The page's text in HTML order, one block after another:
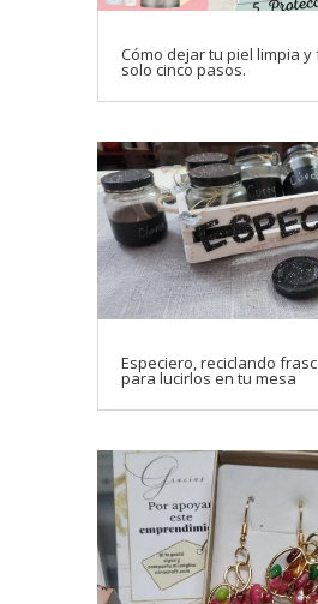
Cómo dejar tu piel limpia y
solo cinco pasos.
Especiero, reciclando
para lucirlos en tu mesa